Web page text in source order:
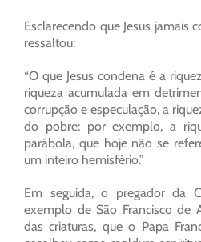
Esclarecendo que Jesus jamais
ressaltou:
“O que Jesus condena é a
riqueza acumulada em
corrupção e especulação, a
do pobre: por exemplo, a
parábola, que hoje não se
um inteiro hemisfério.”
Em seguida, o pregador da
exemplo de São Francisco de
das criaturas, que o Papa